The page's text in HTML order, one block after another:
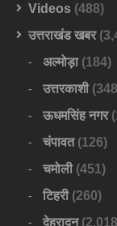
Videos (488)
उत्तराखंड खबर
अल्मोड़ा(184)
उत्तरकाशी
ऊधमसिंह नगर
चंपावत(126)
चमोली(451)
टिहरी(260)
देहरादून